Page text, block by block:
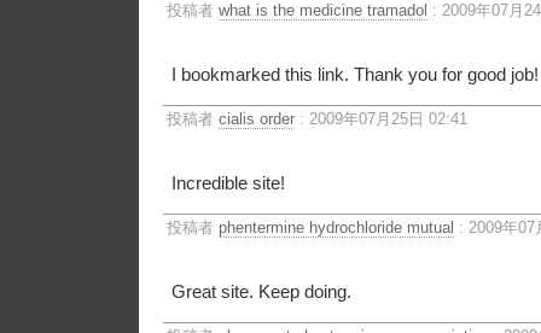
投稿者 what is the medicine tramadol : 2009年07月
I bookmarked this link. Thank you for good job!
投稿者 cialis order : 2009年07月25日 02:41
Incredible site!
投稿者 phentermine hydrochloride mutual : 2009年07
Great site. Keep doing.